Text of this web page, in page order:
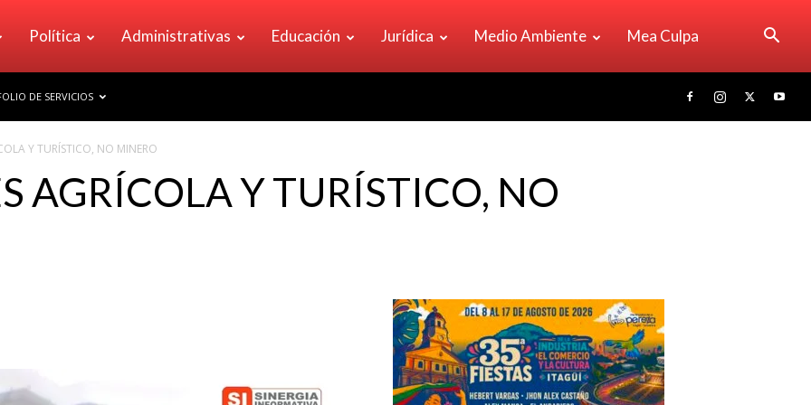
Política Administrativas Educación Jurídica Medio Ambiente Mea Culpa
DE SERVICIOS
Y TURÍSTICO, NO MINERO
AGRÍCOLA Y TURÍSTICO, NO